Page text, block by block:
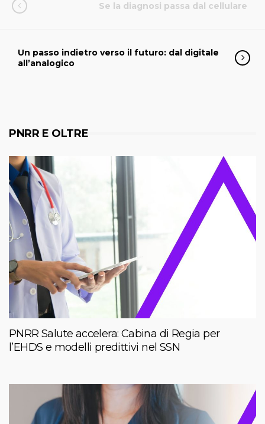
Se la diagnosi passa dal cellulare
Un passo indietro verso il futuro: dal digitale
all’analogico
PNRR E OLTRE
PNRR Salute accelera: Cabina di Regia per
l’EHDS e modelli predittivi nel SSN